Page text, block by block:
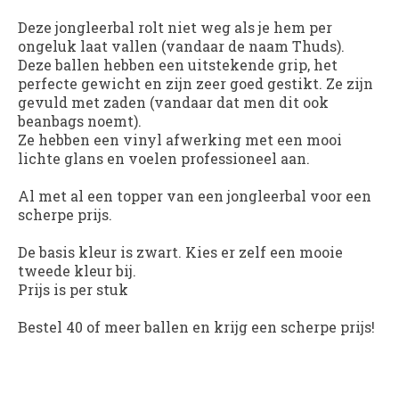
Deze jongleerbal rolt niet weg als je hem per
ongeluk laat vallen (vandaar de naam Thuds).
Deze ballen hebben een uitstekende grip, het
perfecte gewicht en zijn zeer goed gestikt. Ze zijn
gevuld met zaden (vandaar dat men dit ook
beanbags noemt).
Ze hebben een vinyl afwerking met een mooi
lichte glans en voelen professioneel aan.
Al met al een topper van een jongleerbal voor een
scherpe prijs.
De basis kleur is zwart. Kies er zelf een mooie
tweede kleur bij.
Prijs is per stuk
Bestel 40 of meer ballen en krijg een scherpe prijs!